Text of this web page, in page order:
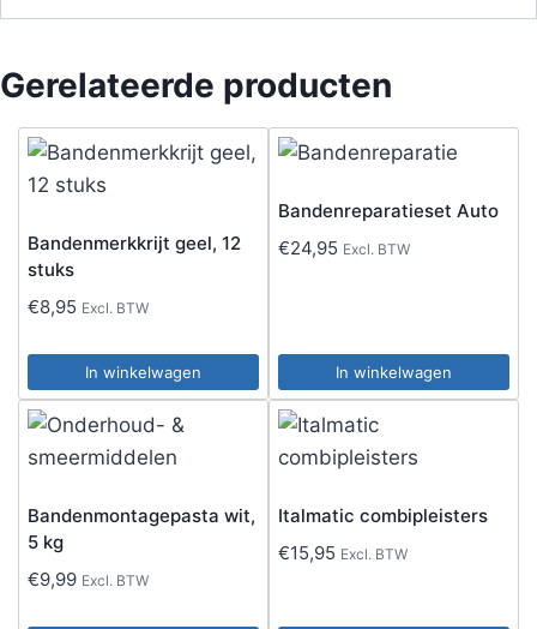
Gerelateerde producten
Bandenmerkkrijt geel, 12
stuks
€8,95 Excl. BTW
In winkelwagen
Bandenreparatieset Auto
€24,95 Excl. BTW
In winkelwagen
Bandenmontagepasta wit,
5 kg
€9,99 Excl. BTW
Italmatic combipleisters
€15,95 Excl. BTW